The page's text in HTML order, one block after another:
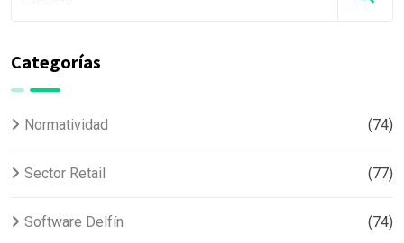
Categorías
Normatividad (74)
Sector Retail (77)
Software Delfín (74)